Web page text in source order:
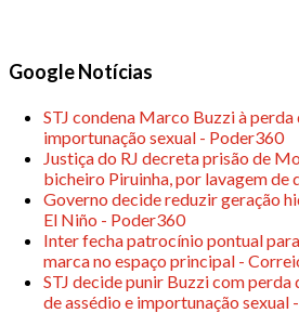
e
n
Google Notícias
STJ condena Marco Buzzi à
importunação sexual - Poder360
Justiça do RJ decreta prisão de
bicheiro Piruinha, por lavagem de
Governo decide reduzir geração
El Niño - Poder360
Inter fecha patrocínio pontual
marca no espaço principal -
STJ decide punir Buzzi com perda
de assédio e importunação sexual